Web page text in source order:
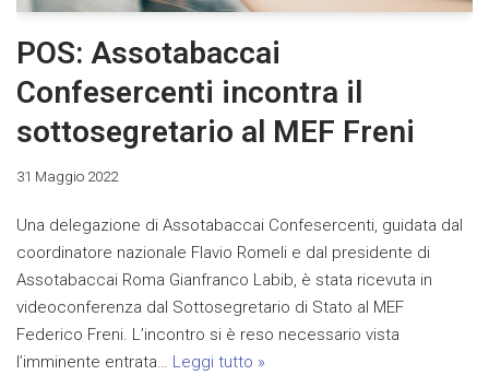
POS: Assotabaccai
Confesercenti incontra il
sottosegretario al MEF Freni
31 Maggio 2022
Una delegazione di Assotabaccai Confesercenti, guidata dal
coordinatore nazionale Flavio Romeli e dal presidente di
Assotabaccai Roma Gianfranco Labib, è stata ricevuta in
videoconferenza dal Sottosegretario di Stato al MEF
Federico Freni. L’incontro si è reso necessario vista
l’imminente entrata… Leggi tutto »